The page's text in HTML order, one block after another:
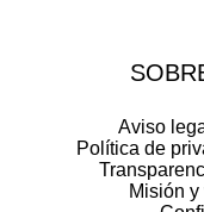
Aviso
Política de
Misión